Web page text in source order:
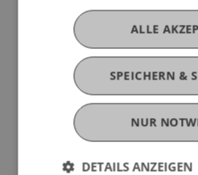
gesellschaftliche Werte,
und entwickelt sich mit
und politischen
Diese Kinder-Uni wird von
Wirtschaftsstrafrecht,
Digitalisierung organisiert.
SPEICHERN &
ALLE
NUR
DETAILS ANZEIGEN